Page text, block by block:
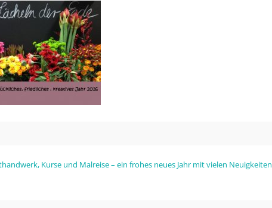
Kurse und Malreise – ein frohes neues Jahr mit vielen Neuigkeiten